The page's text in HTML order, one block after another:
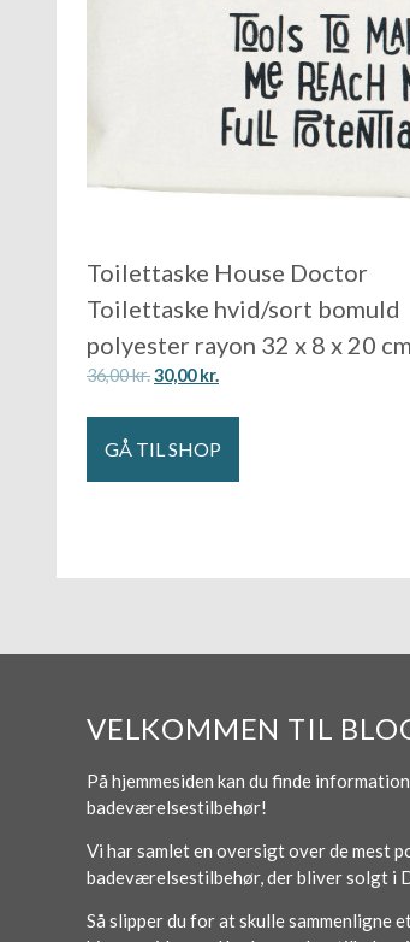
Toilettaske House Doctor
Toilettaske hvid/sort bomuld
polyester rayon 32 x 8 x 20 cm
36,00kr.30,00kr.
GÅ TIL SHOP
VELKOMMEN TIL
På hjemmesiden kan du finde
badeværelsestilbehør!
Vi har samlet en oversigt over de mest
badeværelsestilbehør, der bliver solgt i
Så slipper du for at skulle sammenligne